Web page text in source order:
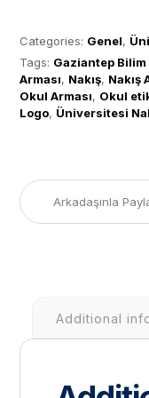
Categories: Genel,
Tags: Gaziantep
Arması, Nakış, Nakış
Okul Arması, Okul
Logo, Üniversitesi
Additional